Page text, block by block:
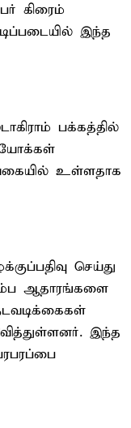
கிரைம்
இந்த
பக்கத்தில்
வகையில் உள்ளதாக
செய்து
ஆதாரங்களை
இந்த